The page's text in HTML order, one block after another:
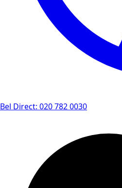
Bel Direct: 020 782 0030